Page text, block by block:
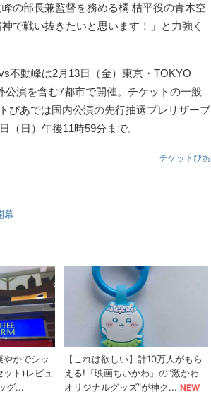
の部長兼監督を務める橘 桔平役の青木空
で戦い抜きたいと思います！」と力強く
不動峰は2月13日（金）東京・TOKYO
演を含む7都市で開催。チケットの一般
ぴあでは国内公演の先行抽選プレリザーブ
（日）午後11時59分まで。
チケットぴあ
幕